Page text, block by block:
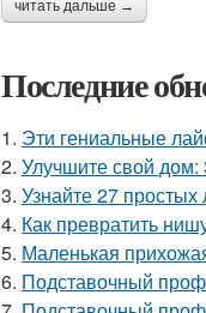
читать дальше →
Последние
1. Эти гениальные
2. Улучшите свой дом:
3. Узнайте 27
4. Как превратить
5. Маленькая
6. Подставочный